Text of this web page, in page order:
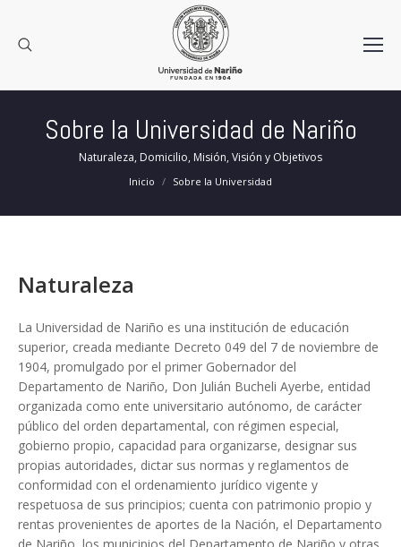
Sobre la Universidad de Nariño
Naturaleza, Domicilio, Misión, Visión y Objetivos
Inicio Sobre la Universidad
Naturaleza
La Universidad de Nariño es una institución de educación
superior, creada mediante Decreto 049 del 7 de noviembre de
1904, promulgado por el primer Gobernador del
Departamento de Nariño, Don Julián Bucheli Ayerbe, entidad
organizada como ente universitario autónomo, de carácter
público del orden departamental, con régimen especial,
gobierno propio, capacidad para organizarse, designar sus
propias autoridades, dictar sus normas y reglamentos de
conformidad con el ordenamiento jurídico vigente y
respetuosa de sus principios; cuenta con patrimonio propio y
rentas provenientes de aportes de la Nación, el Departamento